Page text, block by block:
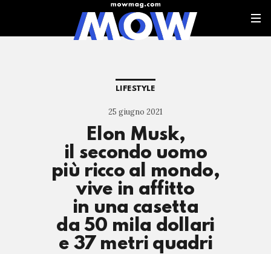
LIFESTYLE
25 giugno 2021
Elon Musk,
il secondo uomo
più ricco al mondo,
vive in affitto
in una casetta
da 50 mila dollari
e 37 metri quadri